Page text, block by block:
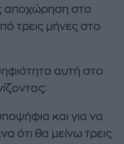
αποχώρηση στο
τρεις μήνες στο
αυτή στο
και για να
ότι θα μείνω τρεις